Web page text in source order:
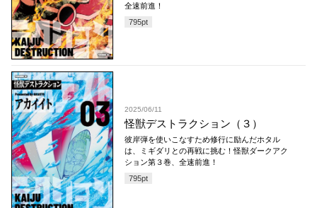
全速前進！
795pt
2025/06/11
怪獣デストラクション（３）
彼岸弾を使いこなすため修行に励んだホタル
は、ミギダリとの再戦に挑む！怪獣ダークアク
ション第３巻、全速前進！
795pt